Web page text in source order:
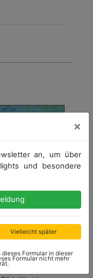
SCHILD
×
an, um über
und besondere
Vielleicht später
Formular in dieser
Formular nicht mehr